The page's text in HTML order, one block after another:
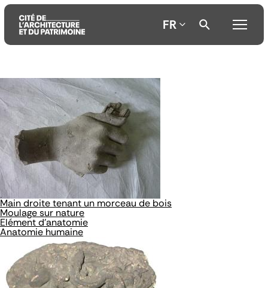
Aller
au
contenu
principal
Aller
au
menu
principal
Aller
à
la
recherche
FR
Main droite tenant un morceau de bois
Moulage sur nature
Elément d'anatomie
Anatomie humaine